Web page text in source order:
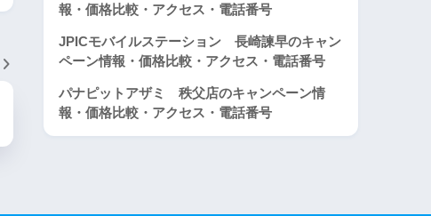
報・価格比較・アクセス・電話番号
JPICモバイルステーション 長崎諫早のキャン
ペーン情報・価格比較・アクセス・電話番号
パナピットアザミ 秩父店のキャンペーン情
報・価格比較・アクセス・電話番号